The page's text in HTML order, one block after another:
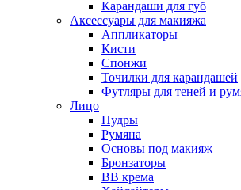
Карандаши для губ
Аксессуары для макияжа
Аппликаторы
Кисти
Спонжи
Точилки для карандашей
Футляры для теней и
Лицо
Пудры
Румяна
Основы под макияж
Бронзаторы
BB крема